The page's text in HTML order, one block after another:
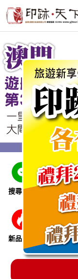
搜尋線路 跨省巴
新品推介 季節限